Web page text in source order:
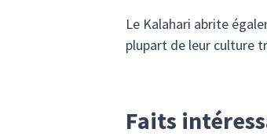
Le Kalahari abrite
plupart de leur culture
Faits